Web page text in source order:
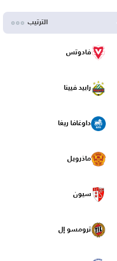
الترتيب
فادوتس
رابيد فيينا
داوغافا ريغا
ماذرويل
سيون
ترومسو إل